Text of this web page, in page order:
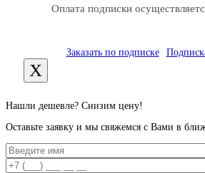
Оплата подписки
Заказать по подписке
X
Нашли дешевле? Снизим цену!
Оставьте заявку и мы свяжемся с Вами в